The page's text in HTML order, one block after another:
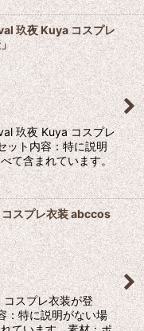
玖夜 Kuya コスプレ
玖夜 Kuya コスプレ
ット内容：特に説明
て含まれています。
スプレ衣装 abccos
スプレ衣装が登
：特に説明がない場